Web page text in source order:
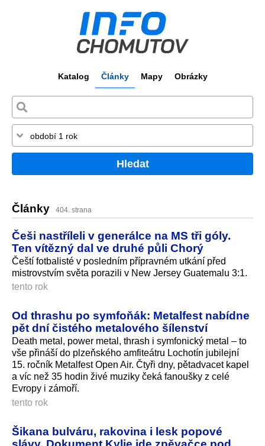
Katalog Články Mapy Obrázky
Hledat
Články 404. strana
Češi nastříleli v generálce na MS tři góly.
Ten vítězný dal ve druhé půli Chorý
Čeští fotbalisté v posledním přípravném utkání před
mistrovstvím světa porazili v New Jersey Guatemalu 3:1.
tento rok
Od thrashu po symfoňák: Metalfest nabídne
pět dní čistého metalového šílenství
Death metal, power metal, thrash i symfonický metal – to
vše přináší do plzeňského amfiteátru Lochotín jubilejní
15. ročník Metalfest Open Air. Čtyři dny, pětadvacet kapel
a víc než 35 hodin živé muziky čeká fanoušky z celé
Evropy i zámoří.
tento rok
Šikana bulváru, rakovina i lesk popové